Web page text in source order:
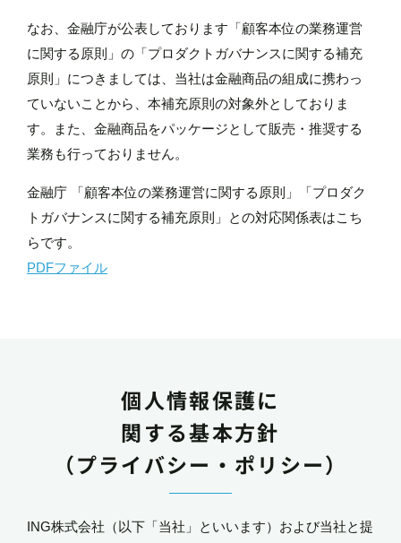
なお、金融庁が公表しております「顧客本位の業務運営
に関する原則」の「プロダクトガバナンスに関する補充
原則」につきましては、当社は金融商品の組成に携わっ
ていないことから、本補充原則の対象外としておりま
す。また、金融商品をパッケージとして販売・推奨する
業務も行っておりません。
金融庁 「顧客本位の業務運営に関する原則」「プロダク
トガバナンスに関する補充原則」との対応関係表はこち
らです。
PDFファイル
個人情報保護に
関する基本方針
（プライバシー・ポリシー）
ING株式会社（以下「当社」といいます）および当社と提